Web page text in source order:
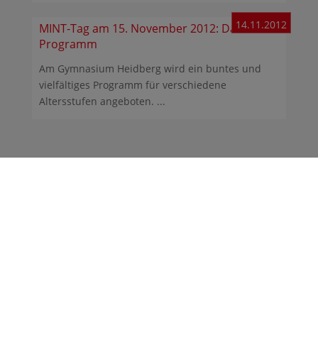
MINT-Tag am 15. November 2012: Das
Programm
14.11.2012
Am Gymnasium Heidberg wird ein buntes und
vielfältiges Programm für verschiedene
Altersstufen angeboten. ...